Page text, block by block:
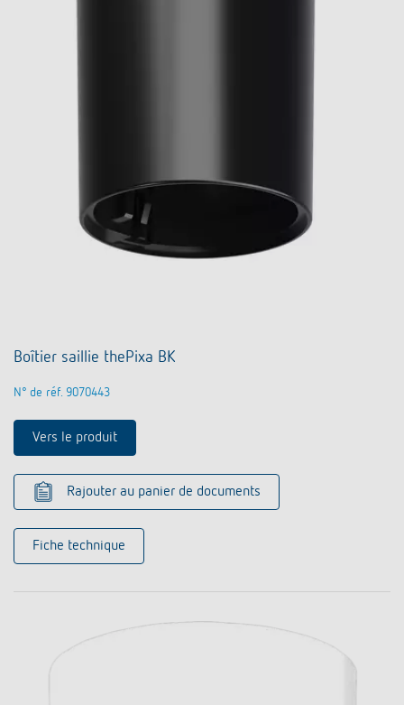
Boîtier saillie thePixa BK
N° de réf. 9070443
Vers le produit
Rajouter au panier de documents
Fiche technique